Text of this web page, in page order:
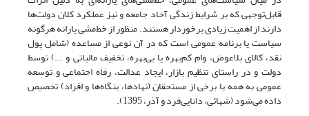
قابل‌توجهی که بر شرایط زندگی آحاد جامعه و نیز عملکرد کلان دولت‌ها
دارند از اهمیت زیادی برخوردار هستند. منظور از خط‌مشی یارانه هرگونه
سیاست‌ یا برنامه عمومی است که در آن نوعی از مساعده (شامل پول
نقد، کالای بلاعوض، وام کم‌بهره یا بی‌بهره، تخفیف مالیاتی و ...) توسط
دولت‌ و در راستای تنظیم بازار، ایجاد عدالت، رفاه اجتماعی و توسعه
عمومی به همه یا برخی از مستحقان (نهادها، بنگاه‌ها و افراد) تخصیص
داده می‌شود (شهائی، دانایی‌فرد و‌‌ آذر‌، 1395).